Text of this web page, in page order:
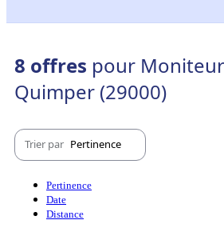
8 offres pour
Quimper (29000)
Trier par Pertinence
Pertinence
Date
Distance